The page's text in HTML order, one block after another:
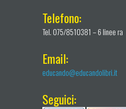
Telefono:
Tel. 075/8510381 – 6 linee ra
Email:
educando@educandolibri.it
Seguici: